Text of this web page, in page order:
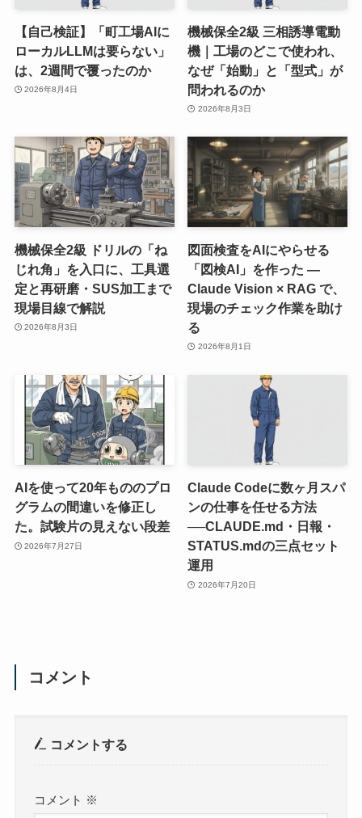
【自己検証】「町工場AIに
ローカルLLMは要らない」
は、2週間で覆ったのか
2026年8月4日
機械保全2級 三相誘導電動
機｜工場のどこで使われ、
なぜ「始動」と「型式」が
問われるのか
2026年8月3日
機械保全2級 ドリルの「ね
じれ角」を入口に、工具選
定と再研磨・SUS加工まで
現場目線で解説
2026年8月3日
図面検査をAIにやらせる
「図検AI」を作った ―
Claude Vision × RAG で、
現場のチェック作業を助け
る
2026年8月1日
AIを使って20年もののプロ
グラムの間違いを修正し
た。試験片の見えない段差
2026年7月27日
Claude Codeに数ヶ月スパ
ンの仕事を任せる方法
──CLAUDE.md・日報・
STATUS.mdの三点セット
運用
2026年7月20日
コメント
コメントする
コメント ※